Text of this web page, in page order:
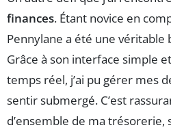
finances. Étant novice en
Pennylane a été une véritable
Grâce à son interface simple
temps réel, j’ai pu gérer mes
sentir submergé. C’est
d’ensemble de ma